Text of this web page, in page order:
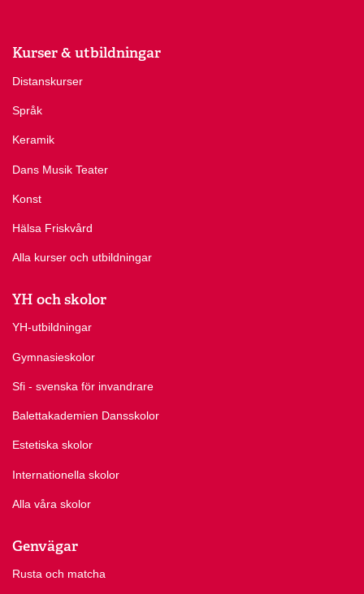
Kurser & utbildningar
Distanskurser
Språk
Keramik
Dans Musik Teater
Konst
Hälsa Friskvård
Alla kurser och utbildningar
YH och skolor
YH-utbildningar
Gymnasieskolor
Sfi - svenska för invandrare
Balettakademien Dansskolor
Estetiska skolor
Internationella skolor
Alla våra skolor
Genvägar
Rusta och matcha